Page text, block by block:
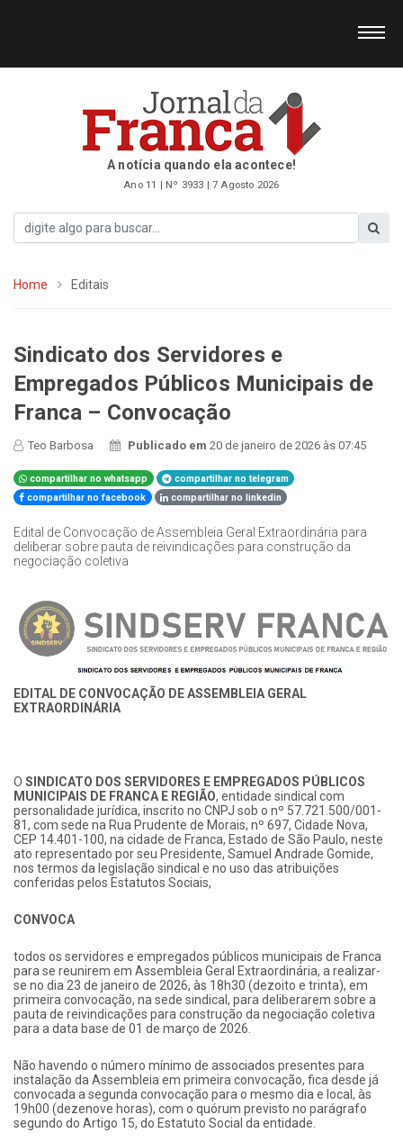
A notícia quando ela acontece!
Ano 11 | Nº 3933 | 7 Agosto 2026
Home Editais
Sindicato dos Servidores e
Empregados Públicos Municipais de
Franca – Convocação
Teo Barbosa Publicado em20 de janeiro de 2026 às 07:45
compartilhar no whatsapp
compartilhar no telegram
compartilhar no facebook
compartilhar no linkedin
Edital de Convocação de Assembleia Geral Extraordinária para
deliberar sobre pauta de reivindicações para construção da
negociação coletiva
EDITAL DE CONVOCAÇÃO DE ASSEMBLEIA GERAL
EXTRAORDINÁRIA
O SINDICATO DOS SERVIDORES E EMPREGADOS PÚBLICOS
MUNICIPAIS DE FRANCA E REGIÃO, entidade sindical com
personalidade jurídica, inscrito no CNPJ sob o nº 57.721.500/001-
81, com sede na Rua Prudente de Morais, nº 697, Cidade Nova,
CEP 14.401-100, na cidade de Franca, Estado de São Paulo, neste
ato representado por seu Presidente, Samuel Andrade Gomide,
nos termos da legislação sindical e no uso das atribuições
conferidas pelos Estatutos Sociais,
CONVOCA
todos os servidores e empregados públicos municipais de Franca
para se reunirem em Assembleia Geral Extraordinária, a realizar-
se no dia 23 de janeiro de 2026, às 18h30 (dezoito e trinta), em
primeira convocação, na sede sindical, para deliberarem sobre a
pauta de reivindicações para construção da negociação coletiva
para a data base de 01 de março de 2026.
Não havendo o número mínimo de associados presentes para
instalação da Assembleia em primeira convocação, fica desde já
convocada a segunda convocação para o mesmo dia e local, às
19h00 (dezenove horas), com o quórum previsto no parágrafo
segundo do Artigo 15, do Estatuto Social da entidade.